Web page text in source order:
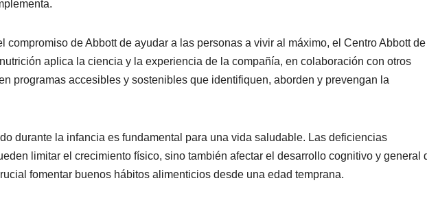
compromiso de Abbott de ayudar a las personas a vivir al máximo, el Centro Abbott de
aplica la ciencia y la experiencia de la compañía, en colaboración con otros
programas accesibles y sostenibles que identifiquen, aborden y prevengan la
durante la infancia es fundamental para una vida saludable. Las deficiencias
limitar el crecimiento físico, sino también afectar el desarrollo cognitivo y general
fomentar buenos hábitos alimenticios desde una edad temprana.